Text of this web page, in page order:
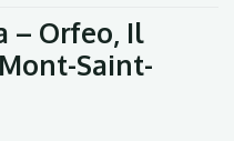
– Orfeo, Il
Saint-